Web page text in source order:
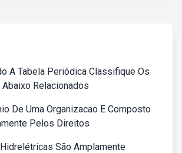
A Tabela Periódica Classifique Os
Relacionados
De Uma Organizacao E Composto
Pelos Direitos
São Amplamente